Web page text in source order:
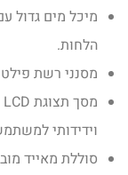
מיכל מים גדול
הלחות.
מסנני רשת
וידידותי
סוללת מאייד